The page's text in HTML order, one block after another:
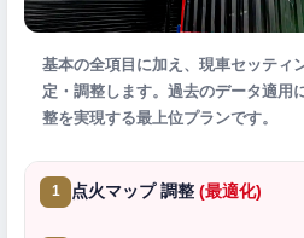
基本の全項目に加え、現車セッティ
定・調整します。過去のデータ適用
整を実現する最上位プランです。
1 点火マップ 調整 (最適化)